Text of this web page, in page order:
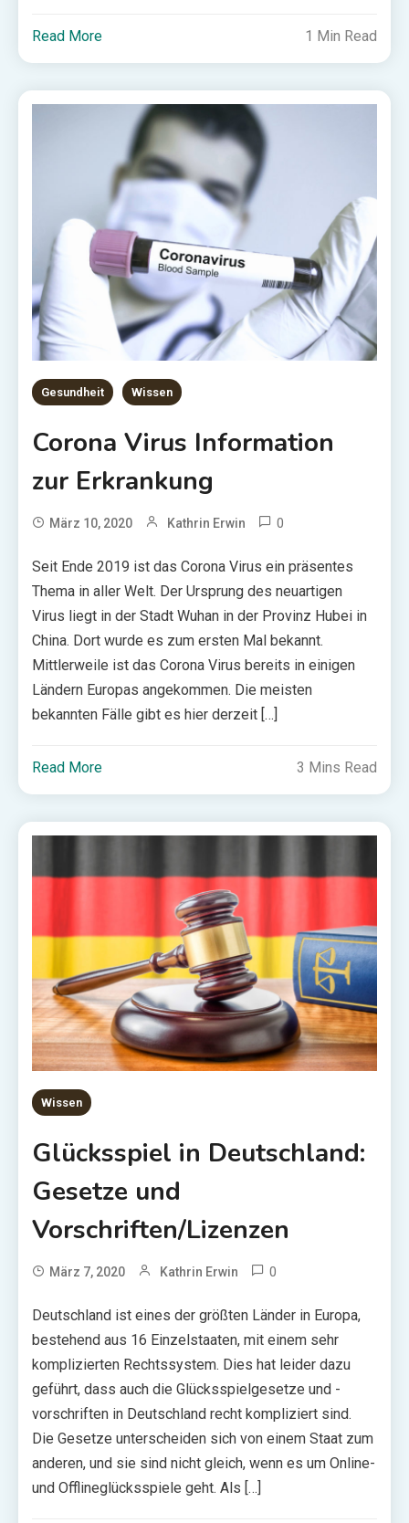
Read More 1 Min Read
Gesundheit Wissen
Corona Virus Information
zur Erkrankung
März 10, 2020 Kathrin Erwin 0
Seit Ende 2019 ist das Corona Virus ein präsentes
Thema in aller Welt. Der Ursprung des neuartigen
Virus liegt in der Stadt Wuhan in der Provinz Hubei in
China. Dort wurde es zum ersten Mal bekannt.
Mittlerweile ist das Corona Virus bereits in einigen
Ländern Europas angekommen. Die meisten
bekannten Fälle gibt es hier derzeit […]
Read More 3 Mins Read
Wissen
Glücksspiel in Deutschland:
Gesetze und
Vorschriften/Lizenzen
März 7, 2020 Kathrin Erwin 0
Deutschland ist eines der größten Länder in Europa,
bestehend aus 16 Einzelstaaten, mit einem sehr
komplizierten Rechtssystem. Dies hat leider dazu
geführt, dass auch die Glücksspielgesetze und -
vorschriften in Deutschland recht kompliziert sind.
Die Gesetze unterscheiden sich von einem Staat zum
anderen, und sie sind nicht gleich, wenn es um Online-
und Offlineglücksspiele geht. Als […]